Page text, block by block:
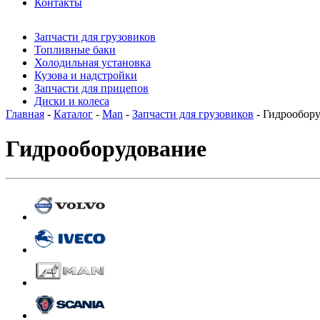
Контакты
Запчасти для грузовиков
Топливные баки
Холодильная установка
Кузова и надстройки
Запчасти для прицепов
Диски и колеса
Главная - Каталог - Man - Запчасти для грузовиков -
Гидрооборудование